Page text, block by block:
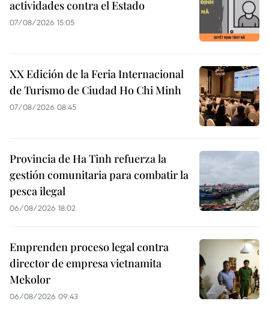
actividades contra el Estado
07/08/2026 15:05
XX Edición de la Feria Internacional
de Turismo de Ciudad Ho Chi Minh
07/08/2026 08:45
Provincia de Ha Tinh refuerza la
gestión comunitaria para combatir la
pesca ilegal
06/08/2026 18:02
Emprenden proceso legal contra
director de empresa vietnamita
Mekolor
06/08/2026 09:43